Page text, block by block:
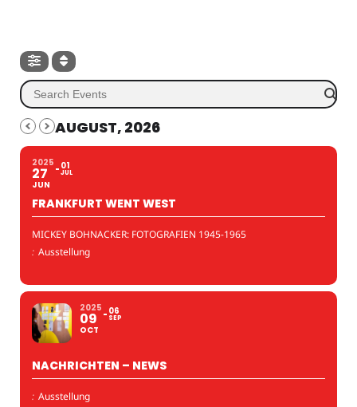
AUGUST, 2026
2025
27
JUN
01
JUL
FRANKFURT WENT WEST
MICKEY BOHNACKER: FOTOGRAFIEN 1945-1965
: Ausstellung
2025
09
OCT
06
SEP
NACHRICHTEN – NEWS
: Ausstellung